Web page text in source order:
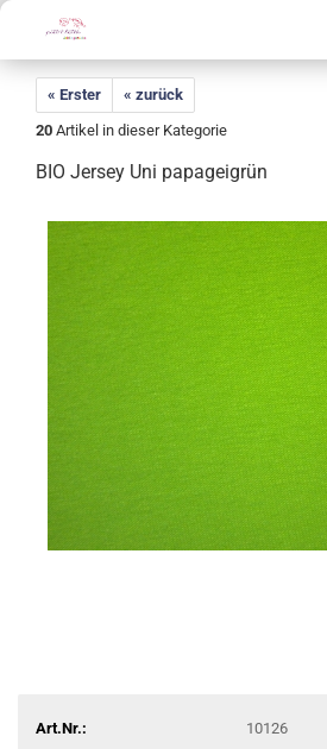
« Erster
« zurück
20 Artikel in dieser Kategorie
BIO Jersey Uni papageigrün
Art.Nr.:
10126